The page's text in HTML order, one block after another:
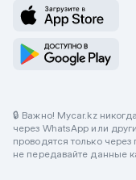
🔒 Важно! Mycar.kz
через WhatsApp или
проводятся только
не передавайте данные